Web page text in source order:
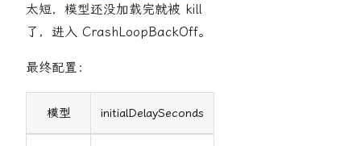
太短，模型还没加载完就被 kill
了，进入 CrashLoopBackOff。
最终配置：
模型 initialDelaySeconds